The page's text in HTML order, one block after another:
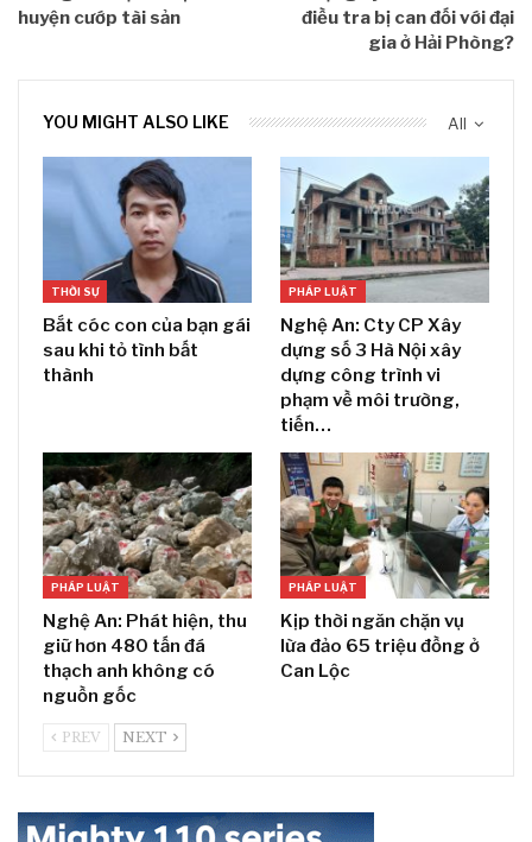
huyện cướp tài sản
điều tra bị can đối với đại
gia ở Hải Phòng?
All
YOU MIGHT ALSO LIKE
THỜI SỰ
Bắt cóc con của bạn gái
sau khi tỏ tình bất
thành
PHÁP LUẬT
Nghệ An: Cty CP Xây
dựng số 3 Hà Nội xây
dựng công trình vi
phạm về môi trường,
tiến…
PHÁP LUẬT
Nghệ An: Phát hiện, thu
giữ hơn 480 tấn đá
thạch anh không có
nguồn gốc
PHÁP LUẬT
Kịp thời ngăn chặn vụ
lừa đảo 65 triệu đồng ở
Can Lộc
PREV NEXT